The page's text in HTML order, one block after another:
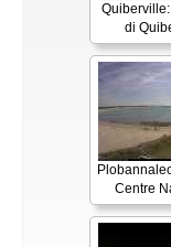
di
Centre